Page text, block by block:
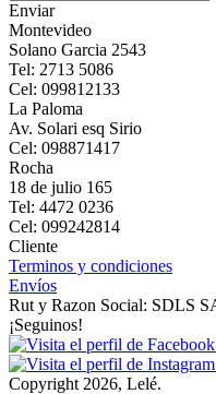
Enviar
Montevideo
Solano Garcia 2543
Tel: 2713 5086
Cel: 099812133
La Paloma
Av. Solari esq Sirio
Cel: 098871417
Rocha
18 de julio 165
Tel: 4472 0236
Cel: 099242814
Cliente
Terminos y condiciones
Envíos
Rut y Razon Social: SDLS
¡Seguinos!
Copyright 2026, Lelé.